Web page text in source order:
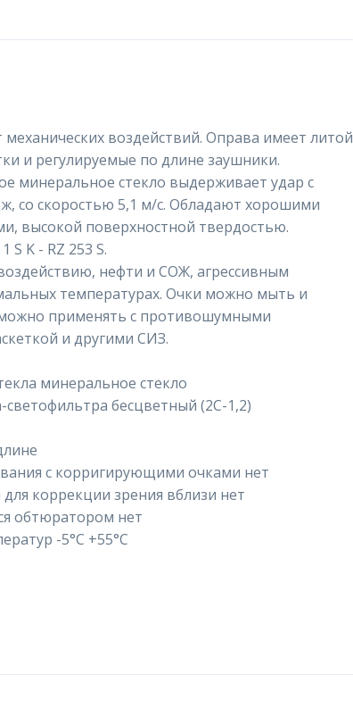
воздействий. Оправа имеет литой
и регулируемые по длине заушники.
минеральное стекло выдерживает удар с
со скоростью 5,1 м/с. Обладают хорошими
высокой поверхностной твердостью.
S K - RZ 253 S.
нефти и СОЖ, агрессивным
температурах. Очки можно мыть и
применять с противошумными
и другими СИЗ.
минеральное стекло
бесцветный (2С-1,2)
с корригирующими очками нет
коррекции зрения вблизи нет
обтюратором нет
-5°C +55°C